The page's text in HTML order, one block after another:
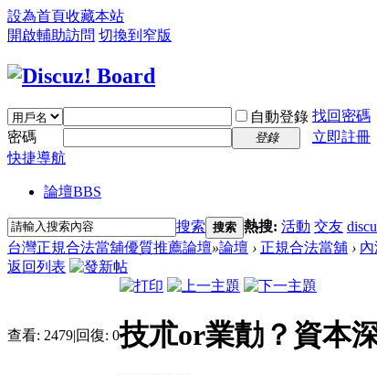
設為首頁收藏本站
開啟輔助訪問 切換到窄版
自動登錄 找回密碼
密碼
登錄
立即註冊
快捷導航
論壇BBS
搜索 搜索 熱搜: 活動 交友
台灣正規合法當舖優質推薦論壇»論壇 › 正規合法當舖 ›
返回列表
查看: 2479|回復: 0技朮or業勣？資本